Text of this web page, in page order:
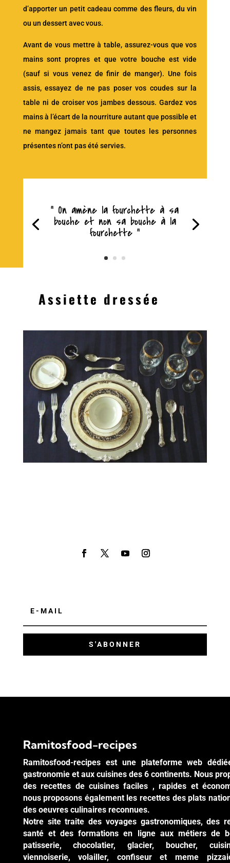
d’apporter un petit cadeau comme des fleurs, du vin
ou un dessert avec vous.
Avant de vous mettre à table, assurez-vous que vos
mains sont propres et que votre bouche est vide
(sauf si vous venez de finir de manger). Une fois
assis, essayez de ne pas poser vos coudes sur la
table ni de croiser vos jambes dessous. Gardez vos
mains à l’écart de la nourriture autant que possible et
ne mangez jamais tant que toutes les personnes
présentes n’ont pas été servies.
“ On amène la fourchette à sa
bouche et non sa bouche à la
fourchette "
Assiette dressée
S'ABONNER
Ramitosfood-recipes
Ramitosfood-recipes est une plateforme web
gastronomie et aux cuisines des 6 continents. Nous
des recettes de cuisines faciles , rapides et
nous proposons également les recettes des plats
des oeuvres culinaires reconnues.
Notre site traite des voyages gastronomiques, des
santé et des formations en ligne aux métiers de
patisserie, chocolatier, glacier, boucher,
viennoiserie, volailler, confiseur et meme